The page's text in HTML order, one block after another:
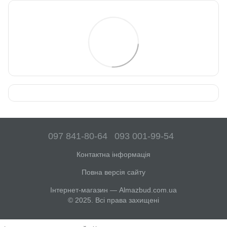
097 841-80-64 093 001-99-54
Контактна інформація
Повна версія сайту
Інтернет-магазин — Almazbud.com.ua
© 2025. Всі права захищені